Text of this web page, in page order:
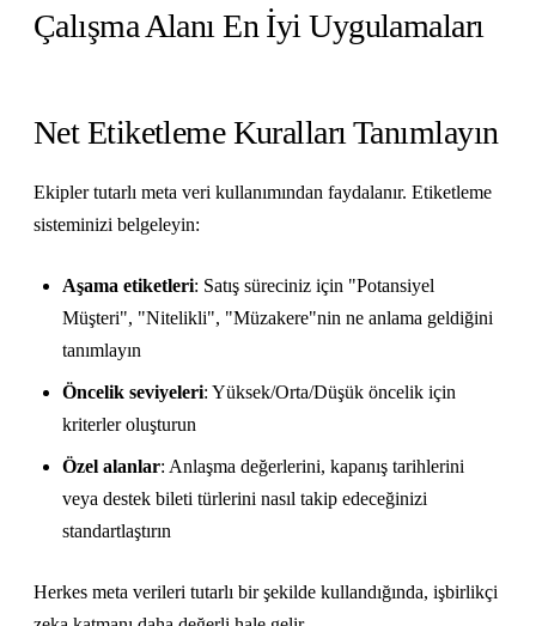
Çalışma Alanı En İyi Uygulamaları
Net Etiketleme Kuralları Tanımlayın
Ekipler tutarlı meta veri kullanımından faydalanır. Etiketleme
sisteminizi belgeleyin:
Aşama etiketleri: Satış süreciniz için "Potansiyel
Müşteri", "Nitelikli", "Müzakere"nin ne anlama geldiğini
tanımlayın
Öncelik seviyeleri: Yüksek/Orta/Düşük öncelik için
kriterler oluşturun
Özel alanlar: Anlaşma değerlerini, kapanış tarihlerini
veya destek bileti türlerini nasıl takip edeceğinizi
standartlaştırın
Herkes meta verileri tutarlı bir şekilde kullandığında, işbirlikçi